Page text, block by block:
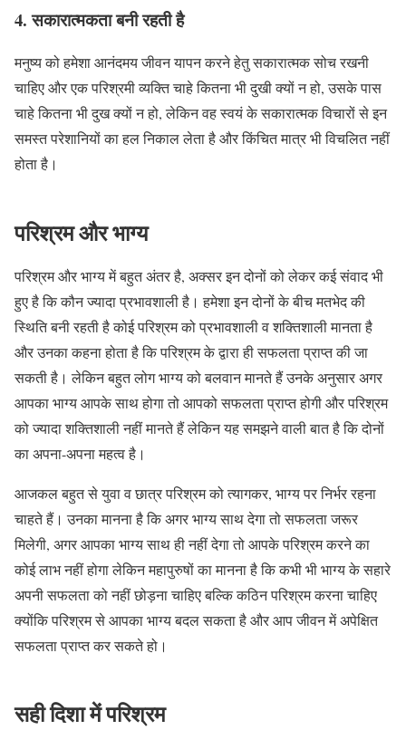
4. सकारात्मकता बनी रहती है
मनुष्य को हमेशा आनंदमय जीवन यापन करने हेतु सकारात्मक सोच रखनी
चाहिए और एक परिश्रमी व्यक्ति चाहे कितना भी दुखी क्यों न हो, उसके पास
चाहे कितना भी दुख क्यों न हो, लेकिन वह स्वयं के सकारात्मक विचारों से इन
समस्त परेशानियों का हल निकाल लेता है और किंचित मात्र भी विचलित नहीं
होता है।
परिश्रम और भाग्य
परिश्रम और भाग्य में बहुत अंतर है, अक्सर इन दोनों को लेकर कई संवाद भी
हुए है कि कौन ज्यादा प्रभावशाली है। हमेशा इन दोनों के बीच मतभेद की
स्थिति बनी रहती है कोई परिश्रम को प्रभावशाली व शक्तिशाली मानता है
और उनका कहना होता है कि परिश्रम के द्वारा ही सफलता प्राप्त की जा
सकती है। लेकिन बहुत लोग भाग्य को बलवान मानते हैं उनके अनुसार अगर
आपका भाग्य आपके साथ होगा तो आपको सफलता प्राप्त होगी और परिश्रम
को ज्यादा शक्तिशाली नहीं मानते हैं लेकिन यह समझने वाली बात है कि दोनों
का अपना-अपना महत्व है।
आजकल बहुत से युवा व छात्र परिश्रम को त्यागकर, भाग्य पर निर्भर रहना
चाहते हैं। उनका मानना है कि अगर भाग्य साथ देगा तो सफलता जरूर
मिलेगी, अगर आपका भाग्य साथ ही नहीं देगा तो आपके परिश्रम करने का
कोई लाभ नहीं होगा लेकिन महापुरुषों का मानना है कि कभी भी भाग्य के सहारे
अपनी सफलता को नहीं छोड़ना चाहिए बल्कि कठिन परिश्रम करना चाहिए
क्योंकि परिश्रम से आपका भाग्य बदल सकता है और आप जीवन में अपेक्षित
सफलता प्राप्त कर सकते हो।
सही दिशा में परिश्रम